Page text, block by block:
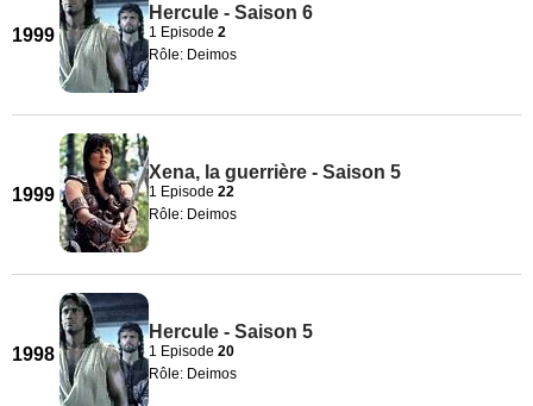
1999
Hercule - Saison 6
1 Episode 2
Rôle: Deimos
1999
Xena, la guerrière - Saison 5
1 Episode 22
Rôle: Deimos
1998
Hercule - Saison 5
1 Episode 20
Rôle: Deimos